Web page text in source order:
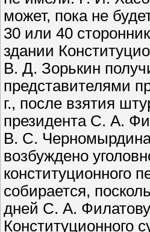
может, пока не
30 или 40
здании
В. Д. Зорькин
представителями
г., после взятия
президента С. А.
В. С. Черномырдина
возбуждено
конституционного
собирается,
дней С. А. Филатову
Конституционного